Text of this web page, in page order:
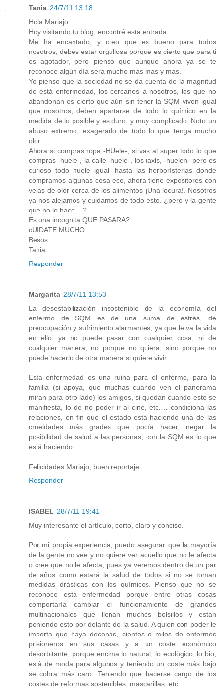
Tania 24/7/11 13:18
Hola Mariajo.
Hoy visitando tu blog, encontré esta entrada.
Me ha encantado, y creo que es bueno para todos
nosotros, debes estar orgullosa porque es cierto que para ti
es agotador, pero pienso que aunque ahora ya se te
reconoce algún día sera mucho mas mas y mas.
Yo pienso que la sociedad no se da cuenta de la magnitud
de está enfermedad, los cercanos a nosotros, los que no
abandonan es cierto que aún sin tener la SQM viven igual
que nosotros, deben apartarse de todo lo químico en la
medida de lo posible y es duro, y muy complicado. Noto un
abuso extremo, exagerado de todo lo que tenga mucho
olor...
Ahora si compras ropa -HUele-, si vas al super todo lo que
compras -huele-, la calle -huele-, los taxis, -huelen- pero es
curioso todo huele igual, hasta las herborísterias donde
compramos algunas cosa eco, ahora tiene expositores con
velas de olor cerca de los alimentos ¡Una locura!. Nosotros
ya nos alejamos y cuidamos de todo esto. ¿pero y la gente
que no lo hace....?
Es una incognita QUE PASARA?
cUIDATE MUCHO
Besos
Tania
Responder
Margarita 28/7/11 13:53
La desestabilización insostenible de la economía del
enfermo de SQM es de una suma de estrés, de
preocupación y sufrimiento alarmantes, ya que le va la vida
en ello, ya no puede pasar con cualquier cosa, ni de
cualquier manera, no porque no quiera, sino porque no
puede hacerlo de otra manera si quiere vivir.
Esta enfermedad es una ruina para el enfermo, para la
familia (si apoya, que muchas cuando ven el panorama
miran para otro lado) los amigos, si quedan cuando esto se
manifiesta, lo de no poder ir al cine, etc.… condiciona las
relaciones, en fin que el estado está haciendo una de las
crueldades más grades que podía hacer, negar la
posibilidad de salud a las personas, con la SQM es lo que
está haciendo.
Felicidades Mariajo, buen reportaje.
Responder
ISABEL 28/7/11 19:41
Muy interesante el artículo, corto, claro y conciso.
Por mi propia experiencia, puedo asegurar que la mayoría
de la gente no vee y no quiere ver aquello que no le afecta
o cree que no le afecta, pues ya veremos dentro de un par
de años como estará la salud de todos si no se toman
medidas drásticas con los químicos. Pienso que no se
reconoce esta enfermedad porque entre otras cosas
comportaría cambiar el funcionamiento de grandes
multinacionales que llenan muchos bolsillos y estan
poniendo esto por delante de la salud. A quien con poder le
importa que haya decenas, cientos o miles de enfermos
prisioneros en sus casas y a un coste econòmico
desorbitante, porque encima lo natural, lo ecològico, lo bio,
està de moda para algunos y teniendo un coste más bajo
se cobra más caro. Teniendo que hacerse cargo de los
costes de reformas sostenibles, mascarillas, etc.